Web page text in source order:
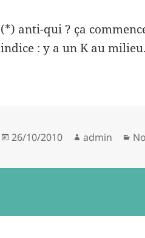
(*) anti-qui ? ça
indice : y a un K au milieu.
Posted
26/10/2010 Author
admin